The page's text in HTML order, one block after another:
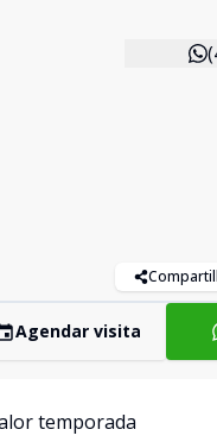
Agendar visita
temporada